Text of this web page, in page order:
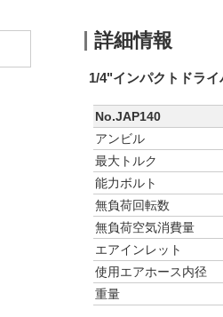
詳細情報
1/4"インパクトドライ
No.JAP140
アンビル
最大トルク
能力ボルト
無負荷回転数
無負荷空気消費量
エアインレット
使用エアホース内径
重量